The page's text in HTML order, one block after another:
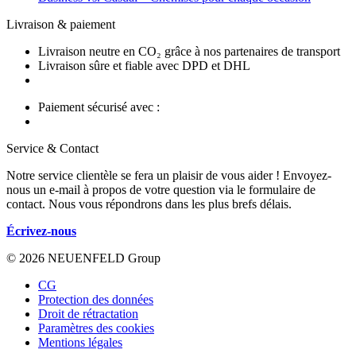
Livraison & paiement
Livraison neutre en CO₂ grâce à nos partenaires de transport
Livraison sûre et fiable avec DPD et DHL
Paiement sécurisé avec :
Service & Contact
Notre service clientèle se fera un plaisir de vous aider ! Envoyez-
nous un e-mail à propos de votre question via le formulaire de
contact. Nous vous répondrons dans les plus brefs délais.
Écrivez-nous
© 2026 NEUENFELD Group
CG
Protection des données
Droit de rétractation
Paramètres des cookies
Mentions légales